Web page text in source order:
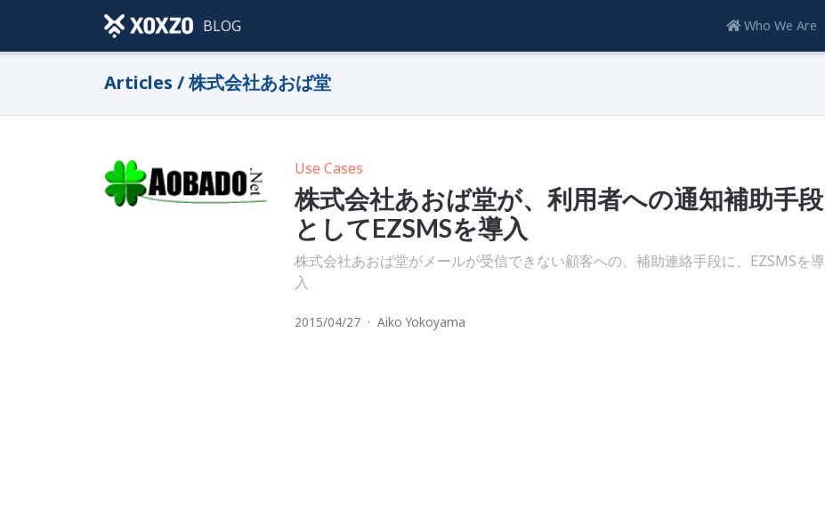
BLOG Who We Are
Articles / 株式会社あおば堂
Use Cases
株式会社あおば堂が、利用者への通知補助手段
としてEZSMSを導入
株式会社あおば堂がメールが受信できない顧客への、補助連絡手段に、EZSMSを導
入
2015/04/27 · Aiko Yokoyama